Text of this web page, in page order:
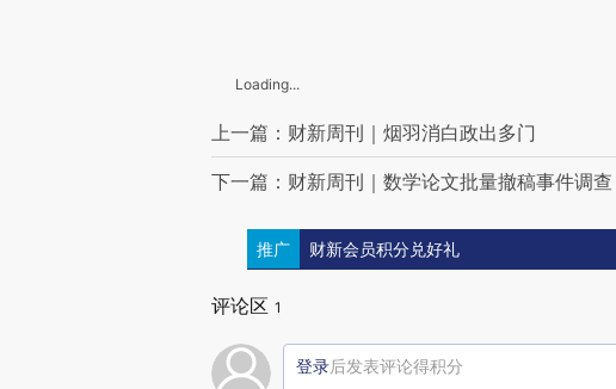
Loading...
上一篇：财新周刊｜烟羽消白政出多门
下一篇：财新周刊｜数学论文批量撤稿事件调查
推广 财新会员积分兑好礼
评论区 1
登录后发表评论得积分